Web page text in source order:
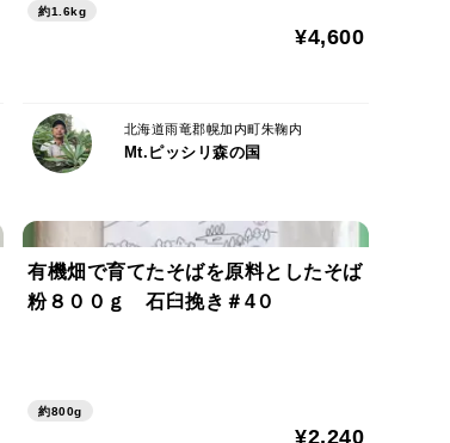
約1.6kg
¥4,600
北海道雨竜郡幌加内町朱鞠内
Mt.ピッシリ森の国
有機畑で育てたそばを原料としたそば
粉８００ｇ 石臼挽き＃4０
約800g
¥2,240